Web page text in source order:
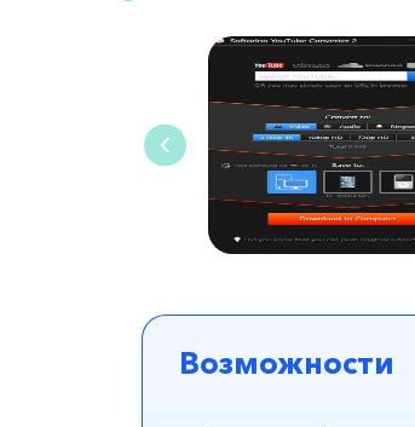
Возможности